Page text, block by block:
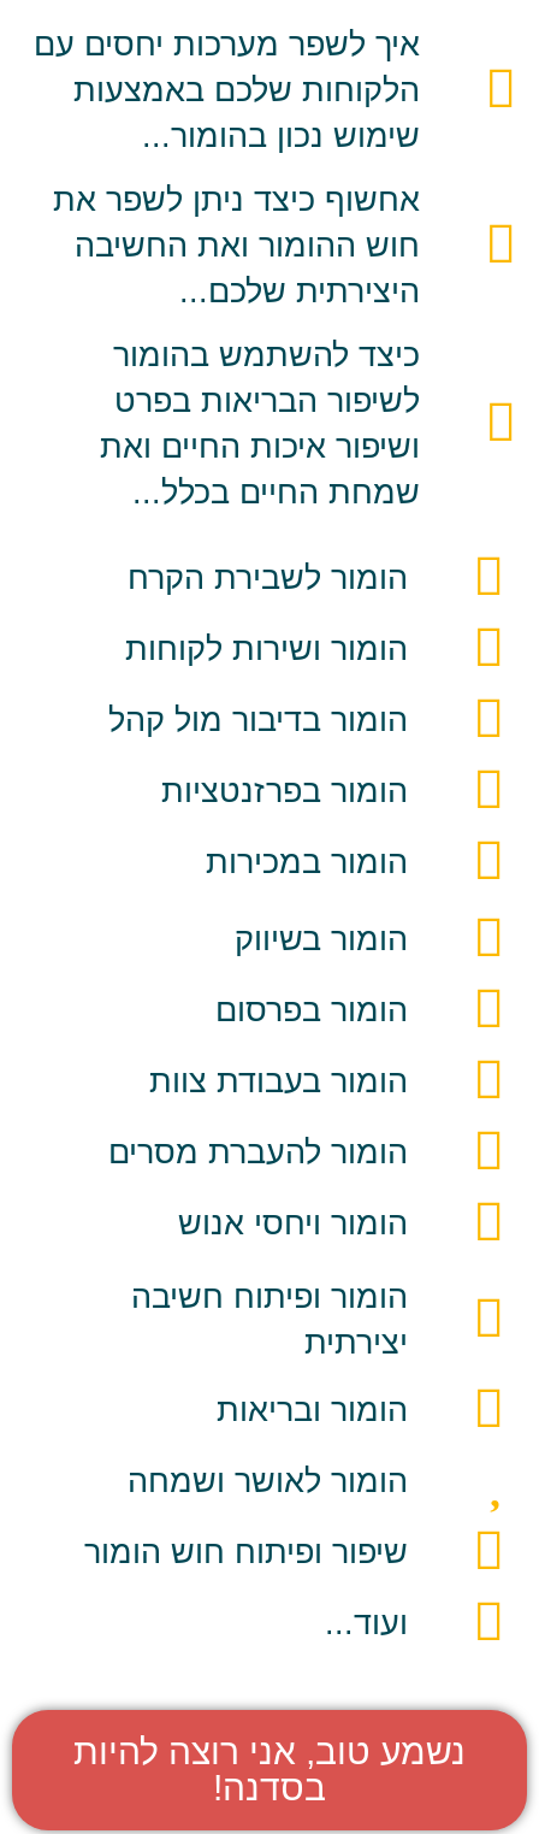
איך לשפר מערכות יחסים עם
הלקוחות שלכם באמצעות
שימוש נכון בהומור...
אחשוף כיצד ניתן לשפר את
חוש ההומור ואת החשיבה
היצירתית שלכם...
כיצד להשתמש בהומור
לשיפור הבריאות בפרט
ושיפור איכות החיים ואת
שמחת החיים בכלל...
הומור לשבירת הקרח
הומור ושירות לקוחות
הומור בדיבור מול קהל
הומור בפרזנטציות
הומור במכירות
הומור בשיווק
הומור בפרסום
הומור בעבודת צוות
הומור להעברת מסרים
הומור ויחסי אנוש
הומור ופיתוח חשיבה
יצירתית
הומור ובריאות
הומור לאושר ושמחה
שיפור ופיתוח חוש הומור
ועוד...
נשמע טוב, אני רוצה להיות
בסדנה!